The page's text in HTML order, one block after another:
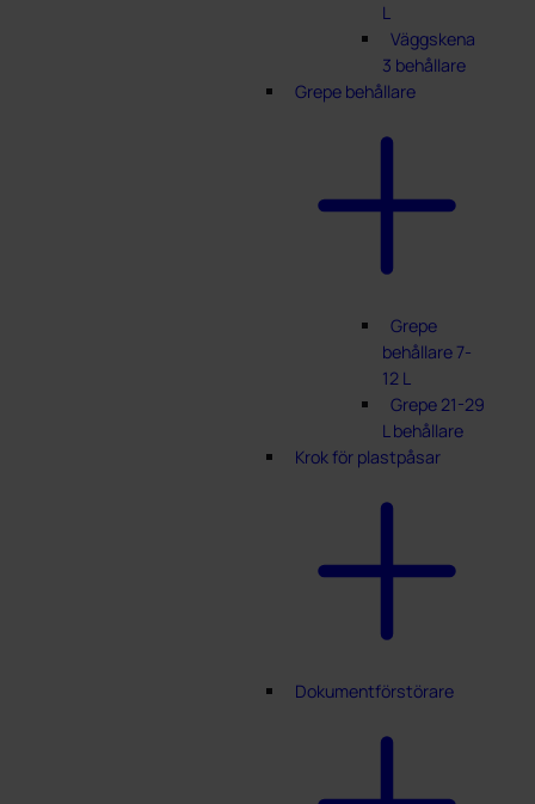
L
Väggskena
3 behållare
Grepe behållare
Grepe
behållare 7-
12 L
Grepe 21-29
L behållare
Krok för plastpåsar
Dokumentförstörare